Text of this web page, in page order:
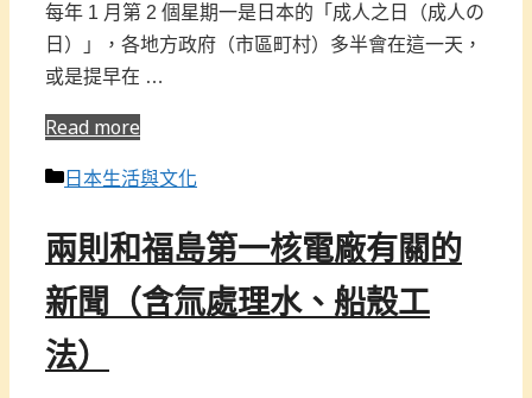
每年 1 月第 2 個星期一是日本的「成人之日（成人の
日）」，各地方政府（市區町村）多半會在這一天，
或是提早在 …
Read more
分日本生活與文化
兩則和福島第一核電廠有關的
新聞（含氚處理水、船殼工
法）